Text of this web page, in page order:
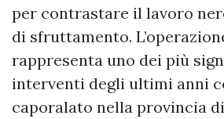
per contrastare il lavoro
di sfruttamento.
rappresenta uno dei più
interventi degli ultimi anni
caporalato nella provincia